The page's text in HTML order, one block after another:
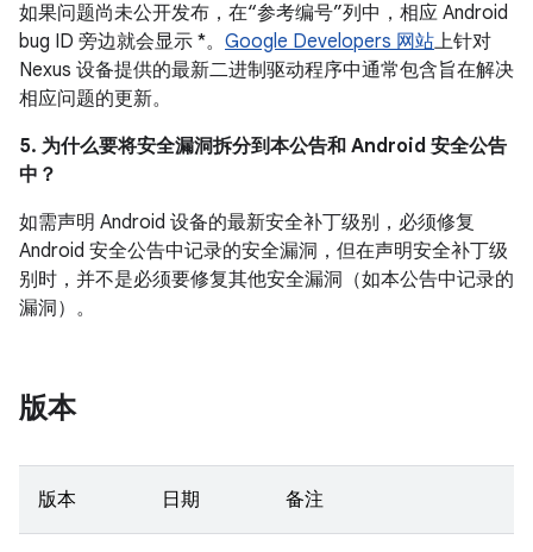
如果问题尚未公开发布，在“参考编号”列中，相应 Android
bug ID 旁边就会显示 *。 Google Developers 网站上针对
Nexus 设备提供的最新二进制驱动程序中通常包含旨在解决
相应问题的更新。
5. 为什么要将安全漏洞拆分到本公告和 Android 安全公告
中？
如需声明 Android 设备的最新安全补丁级别，必须修复
Android 安全公告中记录的安全漏洞，但在声明安全补丁级
别时，并不是必须要修复其他安全漏洞（如本公告中记录的
漏洞）。
版本
版本 日期 备注